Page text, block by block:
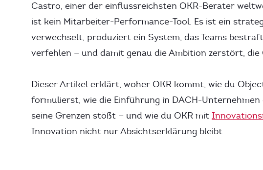
Castro, einer der einflussreichsten OKR-Berater
ist kein Mitarbeiter-Performance-Tool. Es ist ein
verwechselt, produziert ein System, das Teams
verfehlen — und damit genau die Ambition zerstört, die
Dieser Artikel erklärt, woher OKR kommt, wie du
formulierst, wie die Einführung in DACH-Unternehmen
seine Grenzen stößt — und wie du OKR mit
Innovation nicht nur Absichtserklärung bleibt.